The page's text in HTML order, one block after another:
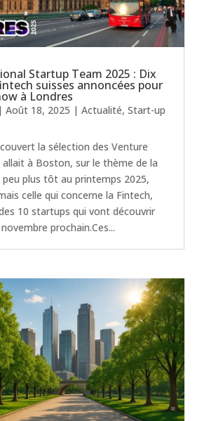
Startup Team 2025 : Dix
suisses annoncées pour
à Londres
Août 18, 2025 | Actualité, Start-up
la sélection des Venture
allait à Boston, sur le thème de la
plus tôt au printemps 2025,
celle qui concerne la Fintech,
10 startups qui vont découvrir
prochain.Ces...